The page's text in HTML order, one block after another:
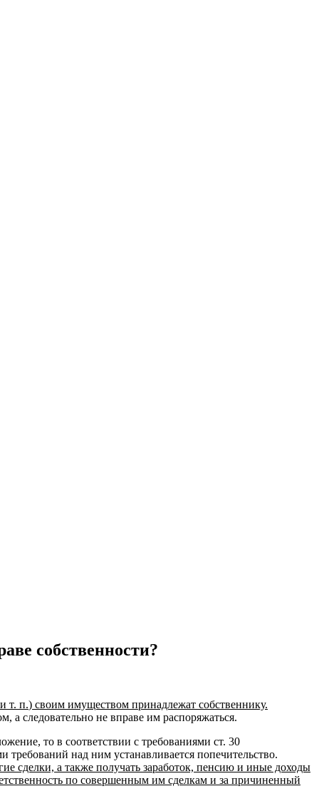
собственности?
и т. п.) своим имуществом принадлежат собственнику.
а следовательно не вправе им распоряжаться.
то в соответствии с требованиями ст. 30
над ним устанавливается попечительство.
сделки, а также получать заработок, пенсию и иные доходы
по совершенным им сделкам и за причиненный